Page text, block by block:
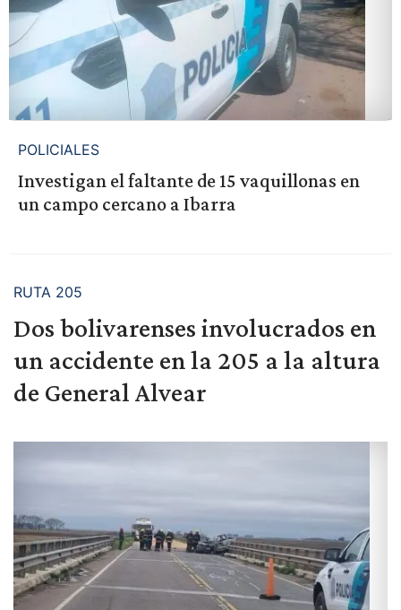
POLICIALES
Investigan el faltante de 15 vaquillonas en
un campo cercano a Ibarra
RUTA 205
Dos bolivarenses involucrados en
un accidente en la 205 a la altura
de General Alvear